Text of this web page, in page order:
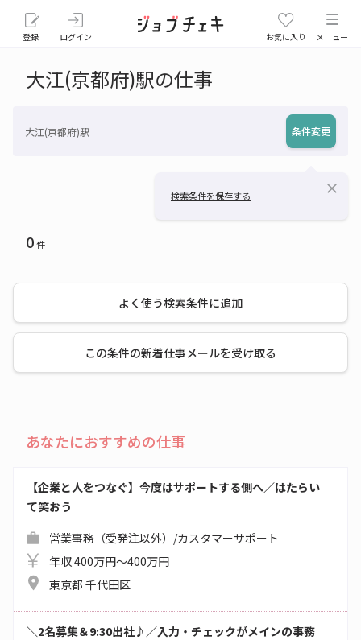
登録 ログイン お気に入り メニュー
大江(京都府)駅の仕事
大江(京都府)駅 条件変更
検索条件を保存する close
0件
よく使う検索条件に追加
この条件の新着仕事メールを受け取る
あなたにおすすめの仕事
【企業と人をつなぐ】今度はサポートする側へ／はたらい
て笑おう
営業事務（受発注以外）/カスタマーサポート
年収 400万円～400万円
東京都 千代田区
＼2名募集＆9:30出社♪／入力・チェックがメインの事務